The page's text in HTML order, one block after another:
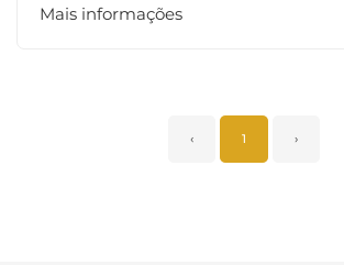
Mais informações
‹ 1 ›